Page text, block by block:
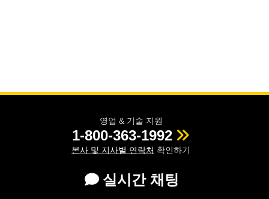
영업 & 기술 지원
1-800-363-1992
본사 및 지사별 연락처 확인하기
실시간 채팅